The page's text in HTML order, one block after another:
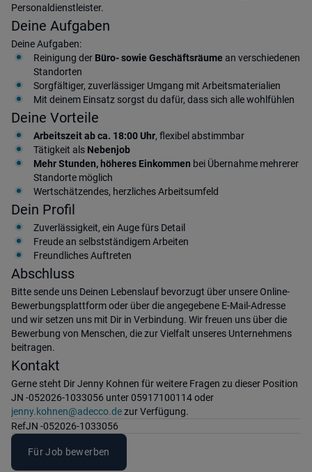
Personaldienstleister.
Deine Aufgaben
Deine Aufgaben:
Reinigung der Büro- sowie Geschäftsräume an verschiedenen
Standorten
Sorgfältiger, zuverlässiger Umgang mit Arbeitsmaterialien
Mit deinem Einsatz sorgst du dafür, dass sich alle wohlfühlen
Deine Vorteile
Arbeitszeit ab ca. 18:00 Uhr, flexibel abstimmbar
Tätigkeit als Nebenjob
Mehr Stunden, höheres Einkommen bei Übernahme mehrerer
Standorte möglich
Wertschätzendes, herzliches Arbeitsumfeld
Dein Profil
Zuverlässigkeit, ein Auge fürs Detail
Freude an selbstständigem Arbeiten
Freundliches Auftreten
Abschluss
Bitte sende uns Deinen Lebenslauf bevorzugt über unsere Online-
Bewerbungsplattform oder über die angegebene E-Mail-Adresse
und wir setzen uns mit Dir in Verbindung. Wir freuen uns über die
Bewerbung von Menschen, die zur Vielfalt unseres Unternehmens
beitragen.
Kontakt
Gerne steht Dir Jenny Kohnen für weitere Fragen zu dieser Position
JN -052026-1033056 unter 05917100114 oder
jenny.kohnen@adecco.dezur Verfügung.
RefJN -052026-1033056
Für Job bewerben